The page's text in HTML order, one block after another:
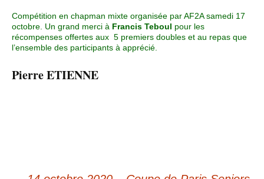
Compétition en chapman mixte organisée par AF2A samedi 17
octobre. Un grand merci à Francis Teboul pour les
récompenses offertes aux 5 premiers doubles et au repas que
l’ensemble des participants à apprécié.
Pierre ETIENNE